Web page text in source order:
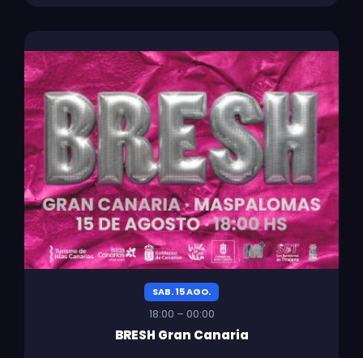
SAB. 15 AGO.
18:00 – 00:00
BRESH Gran Canaria